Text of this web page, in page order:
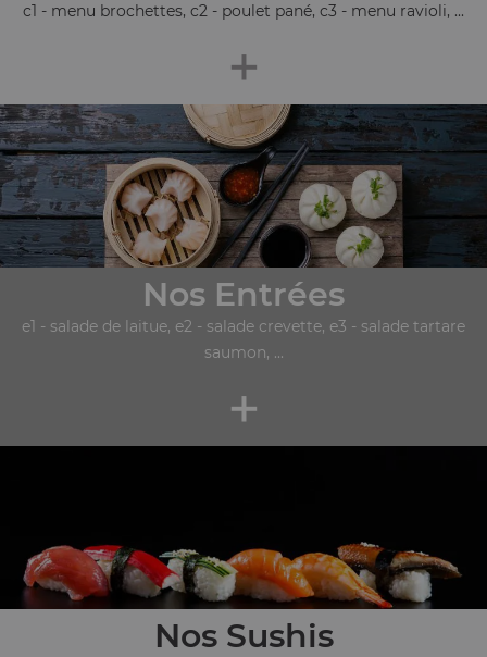
c1 - menu brochettes, c2 - poulet pané, c3 - menu ravioli, ...
+
Nos Entrées
e1 - salade de laitue, e2 - salade crevette, e3 - salade tartare
saumon, ...
+
Nos Sushis